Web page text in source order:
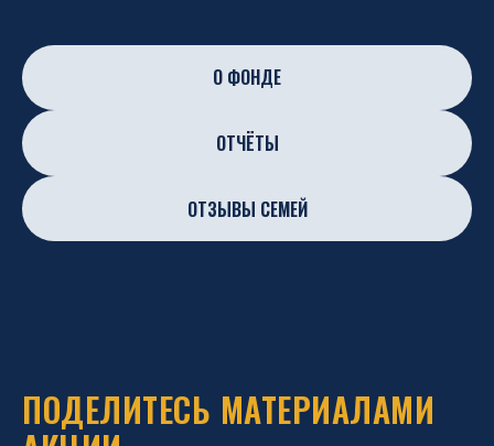
О ФОНДЕ
ОТЧЁТЫ
ОТЗЫВЫ СЕМЕЙ
ПОДЕЛИТЕСЬ МАТЕРИАЛАМИ